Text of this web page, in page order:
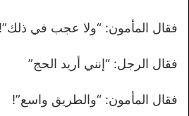
فقال المأمون: “ولا عجب في ذلك”!
فقال الرجل: “إنني أريد الحج”
فقال المأمون: “والطريق واسع”!